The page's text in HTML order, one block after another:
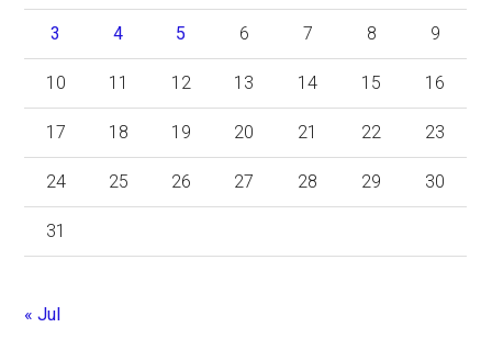
3 4 5 6 7 8 9
10 11 12 13 14 15 16
17 18 19 20 21 22 23
24 25 26 27 28 29 30
31
« Jul